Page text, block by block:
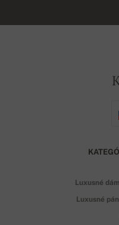
Luxusné
Luxusné